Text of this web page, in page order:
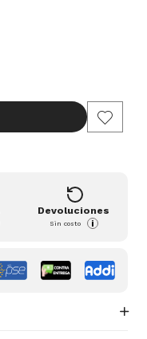
Devoluciones
Sin costo i